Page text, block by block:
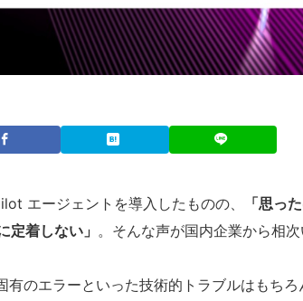
エージェントを導入したものの、
「思っ
着しない」 。そんな声が国内企業から相次
のエラーといった技術的トラブルはもちろ